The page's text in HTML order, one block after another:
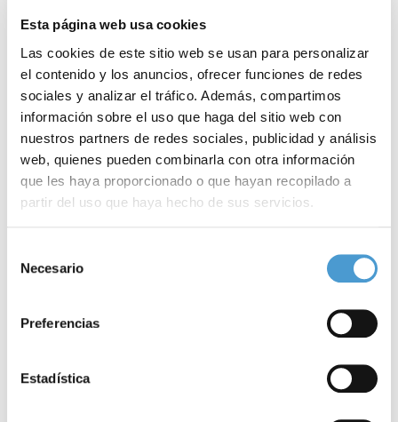
Esta página web usa cookies
Las cookies de este sitio web se usan para personalizar
el contenido y los anuncios, ofrecer funciones de redes
sociales y analizar el tráfico. Además, compartimos
información sobre el uso que haga del sitio web con
nuestros partners de redes sociales, publicidad y análisis
web, quienes pueden combinarla con otra información
que les haya proporcionado o que hayan recopilado a
partir del uso que haya hecho de sus servicios.
de cookies
Necesario
Preferencias
Estadística
Barreras a la comunicación
En suManifiestopor el Día Internacional, Federación AICE
lamenta los cambios que, consecuentes con lapandemia,
plantean
enormes barreras
para la comunicación de las
personas con problemas auditivos, muy especialmente el uso de
mascarillas opacasque imposibilitan lalectura labiofacial
Unas barreras que han perjudicado especialmente a losjóvenes
laboral, ya
para la
Federación AICE, “la mala iluminación, los contraluces, losruidos
de fondo de las neveras o de las lavadoras de las casas del